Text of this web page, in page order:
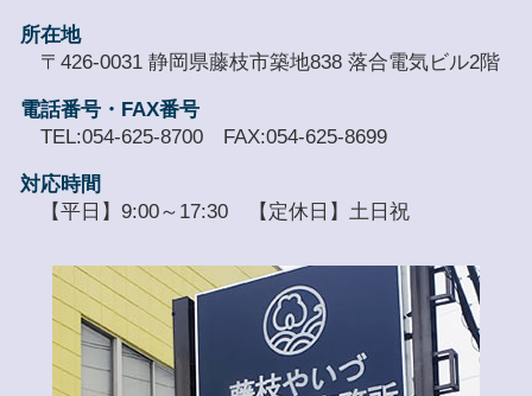
所在地
〒426-0031 静岡県藤枝市築地838 落合電気ビル2階
電話番号・FAX番号
TEL:054-625-8700 FAX:054-625-8699
対応時間
【平日】9:00～17:30 【定休日】土日祝